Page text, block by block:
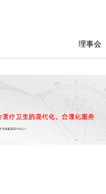
理事会